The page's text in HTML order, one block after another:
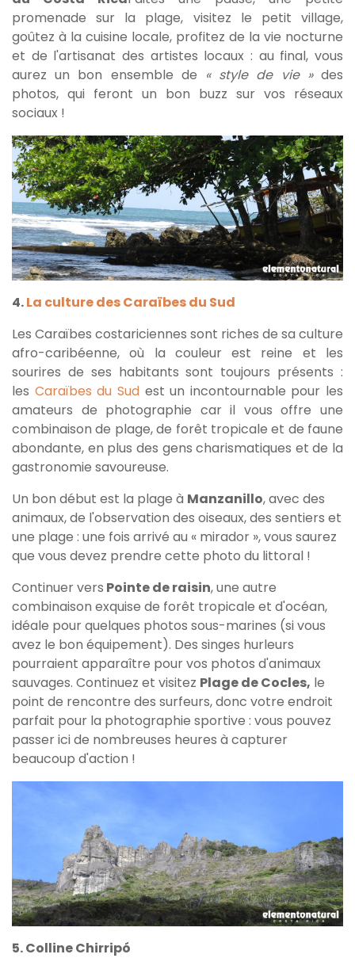
promenade sur la plage, visitez le petit village,
goûtez à la cuisine locale, profitez de la vie nocturne
et de l'artisanat des artistes locaux : au final, vous
aurez un bon ensemble de « style de vie »des
photos, qui feront un bon buzz sur vos réseaux
sociaux !
4.La culture des Caraïbes du Sud
Les Caraïbes costariciennes sont riches de sa culture
afro-caribéenne, où la couleur est reine et les
sourires de ses habitants sont toujours présents :
les Caraïbes du Sudest un incontournable pour les
amateurs de photographie car il vous offre une
combinaison de plage, de forêt tropicale et de faune
abondante, en plus des gens charismatiques et de la
gastronomie savoureuse.
Un bon début est la plage à Manzanillo, avec des
animaux, de l'observation des oiseaux, des sentiers et
une plage : une fois arrivé au « mirador », vous saurez
que vous devez prendre cette photo du littoral !
Continuer vers Pointe de raisin, une autre
combinaison exquise de forêt tropicale et d'océan,
idéale pour quelques photos sous-marines (si vous
avez le bon équipement). Des singes hurleurs
pourraient apparaître pour vos photos d'animaux
sauvages. Continuez et visitez Plage de Cocles, le
point de rencontre des surfeurs, donc votre endroit
parfait pour la photographie sportive : vous pouvez
passer ici de nombreuses heures à capturer
beaucoup d'action !
5. Colline Chirripó